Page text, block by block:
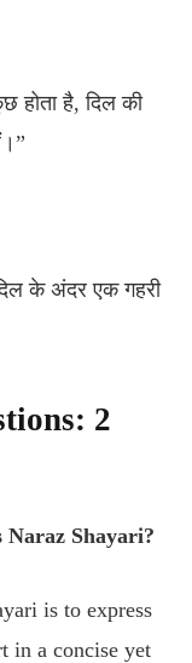
होता है, दिल की
दिल के अंदर एक गहरी
2
Naraz Shayari?
is to express
in a concise yet